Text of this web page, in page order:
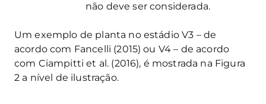
não deve ser considerada.
Um exemplo de planta no estádio V3 – de
acordo com Fancelli (2015) ou V4 – de acordo
com Ciampitti et al. (2016), é mostrada na Figura
2 a nível de ilustração.